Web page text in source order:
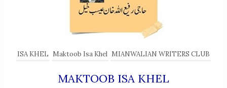
ISA KHEL Maktoob Isa Khel MIANWALIAN WRITERS CLUB
MAKTOOB ISA KHEL